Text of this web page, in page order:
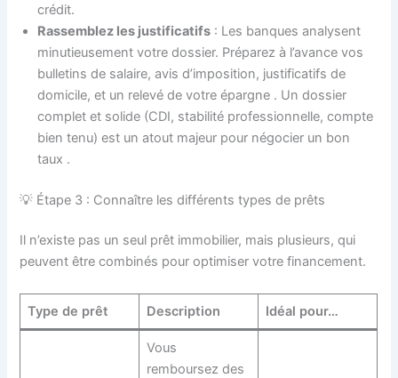
crédit.
Rassemblez les justificatifs : Les banques analysent
minutieusement votre dossier. Préparez à l’avance vos
bulletins de salaire, avis d’imposition, justificatifs de
domicile, et un relevé de votre épargne . Un dossier
complet et solide (CDI, stabilité professionnelle, compte
bien tenu) est un atout majeur pour négocier un bon
taux .
💡 Étape 3 : Connaître les différents types de prêts
Il n’existe pas un seul prêt immobilier, mais plusieurs, qui
peuvent être combinés pour optimiser votre financement.
Type de prêt Description Idéal pour…
Vous
remboursez des